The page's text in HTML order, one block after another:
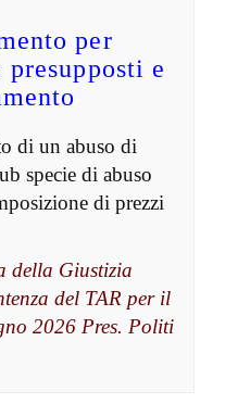
per
e
di un abuso di
specie di abuso
di prezzi
della Giustizia
del TAR per il
2026 Pres. Politi